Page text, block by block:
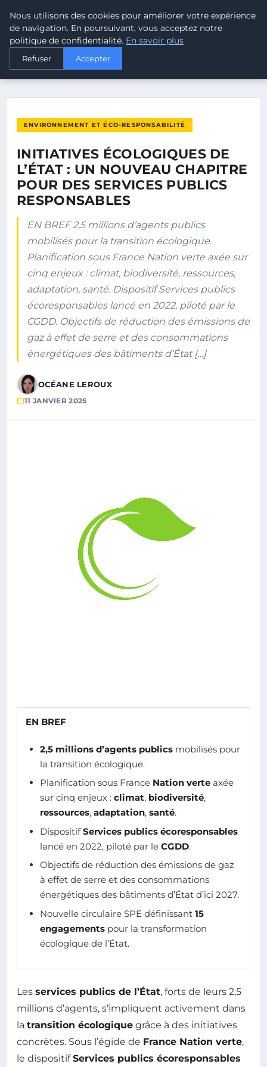
MALTA CLIMATE
ACCUEIL
INITIATIVES ÉCOLOGIQUES DE L’ÉTAT : UN NOUVEAU CHAPITRE…
ENVIRONNEMENT ET ÉCO-RESPONSABILITÉ
INITIATIVES ÉCOLOGIQUES DE
L’ÉTAT : UN NOUVEAU CHAPITRE
POUR DES SERVICES PUBLICS
RESPONSABLES
EN BREF 2,5 millions d’agents publics
mobilisés pour la transition écologique.
Planification sous France Nation verte axée sur
cinq enjeux : climat, biodiversité, ressources,
adaptation, santé. Dispositif Services publics
écoresponsables lancé en 2022, piloté par le
CGDD. Objectifs de réduction des émissions de
gaz à effet de serre et des consommations
énergétiques des bâtiments d’État […]
OCÉANE LEROUX
11 JANVIER 2025
EN BREF
2,5 millions d’agents publics mobilisés pour
la transition écologique.
Planification sous France Nation verte axée
sur cinq enjeux : climat, biodiversité,
ressources, adaptation, santé.
DispositifServices publics écoresponsables
lancé en 2022, piloté par le CGDD.
Objectifs de réduction des émissions de gaz
à effet de serre et des consommations
énergétiques des bâtiments d’État d’ici 2027.
Nouvelle circulaire SPE définissant 15
engagements pour la transformation
écologique de l’État.
Les services publics de l’État, forts de leurs 2,5
millions d’agents, s’impliquent activement dans
la transition écologique grâce à des initiatives
concrètes. Sous l’égide de France Nation verte,
le dispositifServices publics écoresponsables
Nous utilisons des cookies pour améliorer votre expérience
de navigation. En poursuivant, vous acceptez notre
politique de confidentialité. En savoir plus
Refuser Accepter